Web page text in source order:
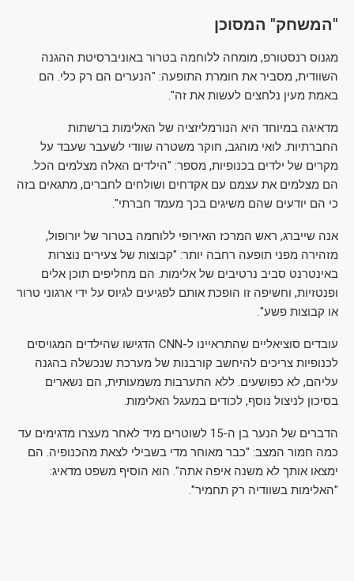
"המשחק" המסוכן
מגנוס רנסטורפ, מומחה ללוחמה בטרור באוניברסיטת ההגנה
השוודית, מסביר את חומרת התופעה: "הנערים הם רק כלי. הם
באמת מעין נלחצים לעשות את זה".
מדאיגה במיוחד היא הנורמליזציה של האלימות ברשתות
החברתיות. לואי מוהגב, חוקר משטרה שוודי לשעבר שעבד על
מקרים של ילדים בכנופיות, מספר: "הילדים האלה מצלמים הכל.
הם מצלמים את עצמם עם אקדחים ושולחים לחברים, מתגאים בזה
כי הם יודעים שהם משיגים בכך מעמד חברתי".
אנה שייברג, ראש המרכז האירופי ללוחמה בטרור של יורופול,
מזהירה מפני תופעה רחבה יותר: "קבוצות של צעירים נוצרות
באינטרנט סביב נרטיבים של אלימות. הם מחליפים תוכן אלים
ופנטזיות, וחשיפה זו הופכת אותם לפגיעים לגיוס על ידי ארגוני טרור
או קבוצות פשע".
עובדים סוציאליים שהתראיינו ל-CNN הדגישו שהילדים המגויסים
לכנופיות צריכים להיחשב קורבנות של מערכת שנכשלה בהגנה
עליהם, לא כפושעים. ללא התערבות משמעותית, הם נשארים
בסיכון לניצול נוסף, לכודים במעגל האלימות.
הדברים של הנער בן ה-15 לשוטרים מיד לאחר מעצרו מדגימים עד
כמה חמור המצב: "כבר מאוחר מדי בשבילי לצאת מהכנופיה. הם
ימצאו אותך לא משנה איפה אתה". הוא הוסיף משפט מדאיג:
"האלימות בשוודיה רק תחמיר".